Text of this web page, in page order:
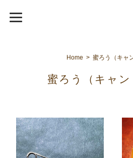
Home 蜜ろう（キャ
蜜ろう（キャン